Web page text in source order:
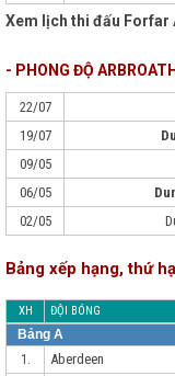
Xem lịch thi đấu Forfar
- PHONG ĐỘ
22/07
19/07
09/05
06/05
02/05
Bảng xếp hạng, thứ
XH ĐỘI BÓNG
Bảng A
1.
Aberdeen